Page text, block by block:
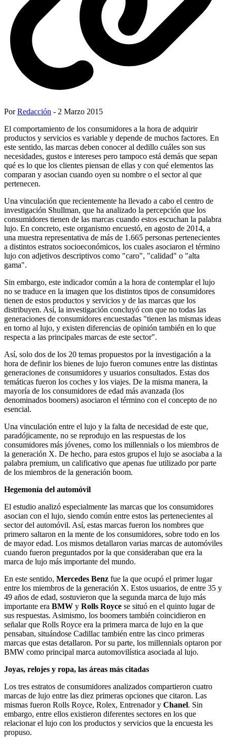
PorRedacción - 2 Marzo 2015
El comportamiento de los consumidores a la hora de adquirir
productos y servicios es variable y depende de muchos factores. En
este sentido, las marcas deben conocer al dedillo cuáles son sus
necesidades, gustos e intereses pero tampoco está demás que sepan
qué es lo que los clientes piensan de ellas y con qué elementos las
comparan y asocian cuando oyen su nombre o el sector al que
pertenecen.
Una vinculación que recientemente ha llevado a cabo el centro de
investigación Shullman, que ha analizado la percepción que los
consumidores tienen de las marcas cuando estos escuchan la palabra
lujo. En concreto, este organismo encuestó, en agosto de 2014, a
una muestra representativa de más de 1.665 personas pertenecientes
a distintos estratos socioeconómicos, los cuales asociaron el término
lujo con adjetivos descriptivos como "caro", "calidad" o "alta
gama".
Sin embargo, este indicador común a la hora de contemplar el lujo
no se traduce en la imagen que los distintos tipos de consumidores
tienen de estos productos y servicios y de las marcas que los
distribuyen. Así, la investigación concluyó con que no todas las
generaciones de consumidores encuestadas "tienen las mismas ideas
en torno al lujo, y existen diferencias de opinión también en lo que
respecta a las principales marcas de este sector".
Así, solo dos de los 20 temas propuestos por la investigación a la
hora de definir los bienes de lujo fueron comunes entre las distintas
generaciones de consumidores y usuarios consultados. Estas dos
temáticas fueron los coches y los viajes. De la misma manera, la
mayoría de los consumidores de edad más avanzada (los
denominados boomers) asociaron el término con el concepto de no
esencial.
Una vinculación entre el lujo y la falta de necesidad de este que,
paradójicamente, no se reprodujo en las respuestas de los
consumidores más jóvenes, como los millennials o los miembros de
la generación X. De hecho, para estos grupos el lujo se asociaba a la
palabra premium, un calificativo que apenas fue utilizado por parte
de los miembros de la generación boom.
Hegemonía del automóvil
El estudio analizó especialmente las marcas que los consumidores
asocian con el lujo, siendo común entre estos las pertenecientes al
sector del automóvil. Así, estas marcas fueron los nombres que
primero saltaron en la mente de los consumidores, sobre todo en los
de mayor edad. Los mismos detallaron varias marcas de automóviles
cuando fueron preguntados por la que consideraban que era la
marca de lujo más importante del mundo.
En este sentido, Mercedes Benz fue la que ocupó el primer lugar
entre los miembros de la generación X. Estos usuarios, de entre 35 y
49 años de edad, sostuvieron que la segunda marca de lujo más
importante era BMW y Rolls Royce se situó en el quinto lugar de
sus respuestas. Asimismo, los boomers también coincidieron en
señalar que Rolls Royce era la primera marca de lujo en la que
pensaban, situándose Cadillac también entre las cinco primeras
marcas que estas detallaron. Por su parte, los millennials optaron por
BMW como principal marca automovilística asociada al lujo.
Joyas, relojes y ropa, las áreas más citadas
Los tres estratos de consumidores analizados compartieron cuatro
marcas de lujo entre las diez primeras opciones que citaron. Las
mismas fueron Rolls Royce, Rolex, Entrenador y Chanel. Sin
embargo, entre ellos existieron diferentes sectores en los que
relacionar el lujo con los productos y servicios que la encuesta les
propuso.